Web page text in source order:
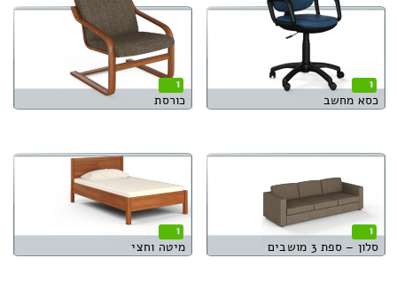
1
כסא מחשב
1
כורסת
1
סלון – ספת 3 מושבים
1
מיטה וחצי